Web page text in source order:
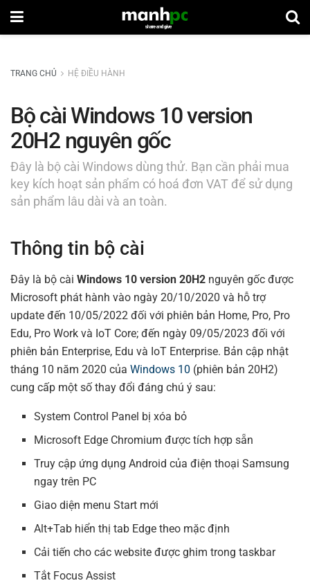
TRANG CHỦ HỆ ĐIỀU HÀNH
Bộ cài Windows 10 version
20H2 nguyên gốc
Đây là bộ cài Windows dùng thử. Bạn cần phải mua
key kích hoạt sản phẩm có hoá đơn VAT để sử dụng
sản phẩm lâu dài và an toàn.
Thông tin bộ cài
Đây là bộ cài Windows 10 version 20H2 nguyên gốc được
Microsoft phát hành vào ngày 20/10/2020 và hỗ trợ
update đến 10/05/2022 đối với phiên bản Home, Pro, Pro
Edu, Pro Work và IoT Core; đến ngày 09/05/2023 đối với
phiên bản Enterprise, Edu và IoT Enterprise. Bản cập nhật
tháng 10 năm 2020 của Windows 10 (phiên bản 20H2)
cung cấp một số thay đổi đáng chú ý sau:
System Control Panel bị xóa bỏ
Microsoft Edge Chromium được tích hợp sẵn
Truy cập ứng dụng Android của điện thoại Samsung
ngay trên PC
Giao diện menu Start mới
Alt+Tab hiển thị tab Edge theo mặc định
Cải tiến cho các website được ghim trong taskbar
Tắt Focus Assist